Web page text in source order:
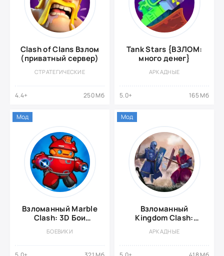
Clash of Clans Взлом
(приватный сервер)
СТРАТЕГИЧЕСКИЕ
4.4+ 250 Мб
Tank Stars {ВЗЛОМ:
много денег}
АРКАДНЫЕ
5.0+ 165 Мб
Взломанный Marble
Clash: 3D Бои
БОЕВИКИ
Мод
Взломанный
Kingdom Clash:
АРКАДНЫЕ
Мод